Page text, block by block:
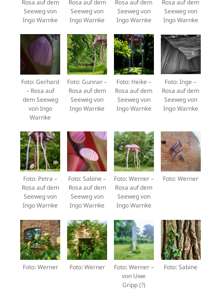
Rosa auf dem
Seeweg von
Ingo Warnke
Rosa auf dem
Seeweg von
Ingo Warnke
Rosa auf dem
Seeweg von
Ingo Warnke
Rosa auf dem
Seeweg von
Ingo Warnke
Foto: Gerhard
– Rosa auf
dem Seeweg
von Ingo
Warnke
Foto: Gunnar –
Rosa auf dem
Seeweg von
Ingo Warnke
Foto: Heike –
Rosa auf dem
Seeweg von
Ingo Warnke
Foto: Inge –
Rosa auf dem
Seeweg von
Ingo Warnke
Foto: Petra –
Rosa auf dem
Seeweg von
Ingo Warnke
Foto: Sabine –
Rosa auf dem
Seeweg von
Ingo Warnke
Foto: Werner –
Rosa auf dem
Seeweg von
Ingo Warnke
Foto: Werner
Foto: Werner Foto: Werner
Foto: Werner –
von Uwe
Gripp (?)
Foto: Sabine